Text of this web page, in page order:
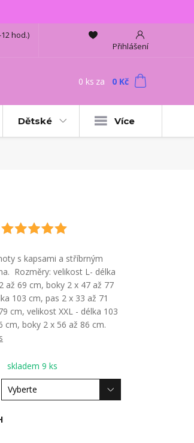
Přihlášení
hod.)
0 ks za 0 Kč
Dětské Více
s kapsami a stříbrným
Rozměry: velikost L- délka
až 69 cm, boky 2 x 47 až 77
103 cm, pas 2 x 33 až 71
cm, velikost XXL - délka 103
cm, boky 2 x 56 až 86 cm.
skladem 9 ks